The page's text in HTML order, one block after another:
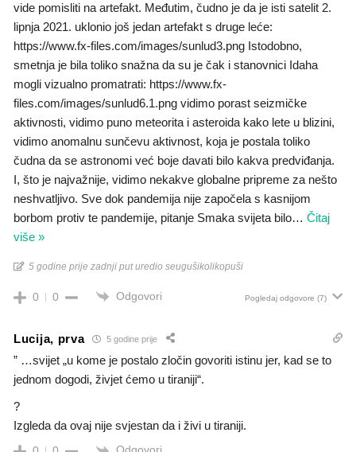
vide pomisliti na artefakt. Međutim, čudno je da je isti satelit 2.
lipnja 2021. uklonio još jedan artefakt s druge leće:
https://www.fx-files.com/images/sunlud3.png Istodobno,
smetnja je bila toliko snažna da su je čak i stanovnici Idaha
mogli vizualno promatrati: https://www.fx-
files.com/images/sunlud6.1.png vidimo porast seizmičke
aktivnosti, vidimo puno meteorita i asteroida kako lete u blizini,
vidimo anomalnu sunčevu aktivnost, koja je postala toliko
čudna da se astronomi već boje davati bilo kakva predviđanja.
I, što je najvažnije, vidimo nekakve globalne pripreme za nešto
neshvatljivo. Sve dok pandemija nije započela s kasnijom
borbom protiv te pandemije, pitanje Smaka svijeta bilo… Čitaj
više »
5 godine prije zadnji put uredio seugušikolikopuši
0 0 Odgovori Pogledaj odgovore (7)
Lucija, prva 5 godine prije
” …svijet „u kome je postalo zločin govoriti istinu jer, kad se to
jednom dogodi, živjet ćemo u tiraniji“.
?
Izgleda da ovaj nije svjestan da i živi u tiraniji.